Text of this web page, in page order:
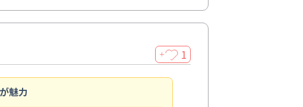
＋ 1
魅力